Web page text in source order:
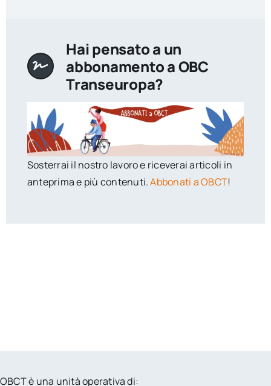
Hai pensato a un
abbonamento a OBC
Transeuropa?
Sosterrai il nostro lavoro e riceverai articoli in
anteprima e più contenuti.Abbonati a OBCT!
OBCT è una unità operativa di: